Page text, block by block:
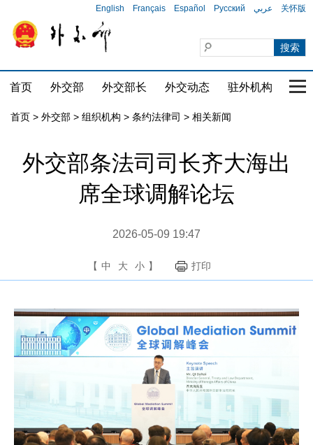
English Français Español Русский عربي 关怀版
首页 外交部 外交部长 外交动态 驻外机构 国
首页 > 外交部 > 组织机构 > 条约法律司 > 相关新闻
外交部条法司司长齐大海出
席全球调解论坛
2026-05-09 19:47
【 中 大 小 】 打印